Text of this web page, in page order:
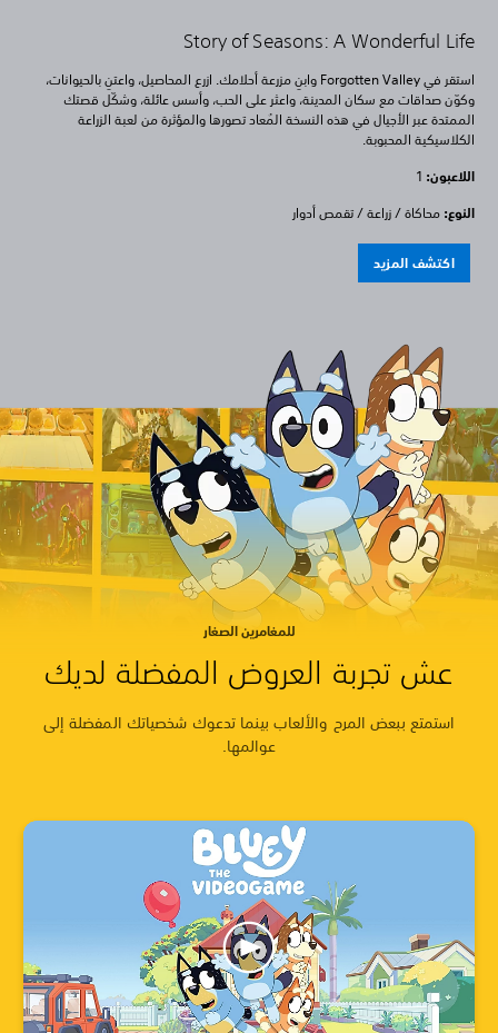
Story of Seasons: A Wonderful Life
استقر في Forgotten Valley وابنِ مزرعة أحلامك. ازرع المحاصيل، واعتنِ بالحيوانات،
وكوّن صداقات مع سكان المدينة، واعثر على الحب، وأسس عائلة، وشكّل قصتك
الممتدة عبر الأجيال في هذه النسخة المُعاد تصورها والمؤثرة من لعبة الزراعة
الكلاسيكية المحبوبة.
اللاعبون:1
النوع:محاكاة / زراعة / تقمص أدوار
اكتشف المزيد
للمغامرين الصغار
عش تجربة العروض المفضلة لديك
استمتع ببعض المرح والألعاب بينما تدعوك شخصياتك المفضلة إلى
عوالمها.